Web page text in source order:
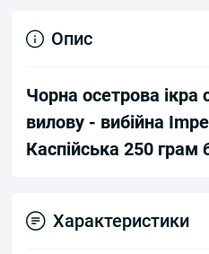
Опис
​Чорна осетрова ікра
вилову - вибійна
Каспійська 250 грам
Характеристики